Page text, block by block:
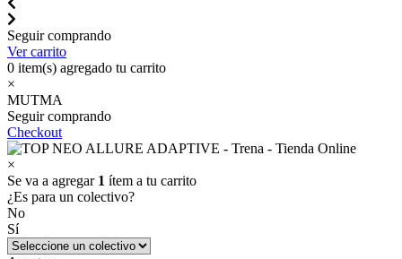
Seguir comprando
Ver carrito
0 item(s) agregado tu carrito
×
MUTMA
Seguir comprando
Checkout
×
Se va a agregar 1 ítem a tu carrito
¿Es para un colectivo?
No
Sí